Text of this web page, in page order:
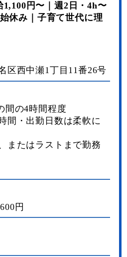
円〜｜週2日・4h〜
休み｜子育て世代に理
区西中瀬1丁目11番26号
間の4時間程度
間・出勤日数は柔軟に
またはラストまで勤務
円